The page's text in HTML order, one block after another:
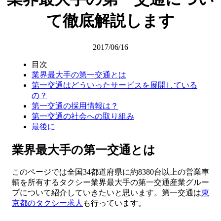
て徹底解説します
2017/06/16
目次
業界最大手の第一交通とは
第一交通はどういったサービスを展開している
の？
第一交通の採用情報は？
第一交通の社会への取り組み
最後に
業界最大手の第一交通とは
このページでは全国34都道府県に約8380台以上の営業車
輌を所有するタクシー業界最大手の第一交通産業グルー
プについて紹介していきたいと思います。第一交通は東
京都のタクシー求人 も行っています。